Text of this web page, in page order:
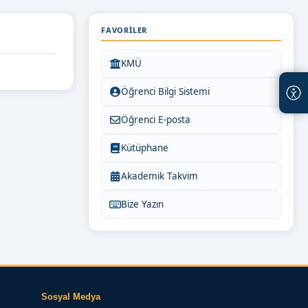
FAVORILER
KMÜ
Öğrenci Bilgi Sistemi
Öğrenci E-posta
Kütüphane
Akademik Takvim
Bize Yazın
Sosyal Medya